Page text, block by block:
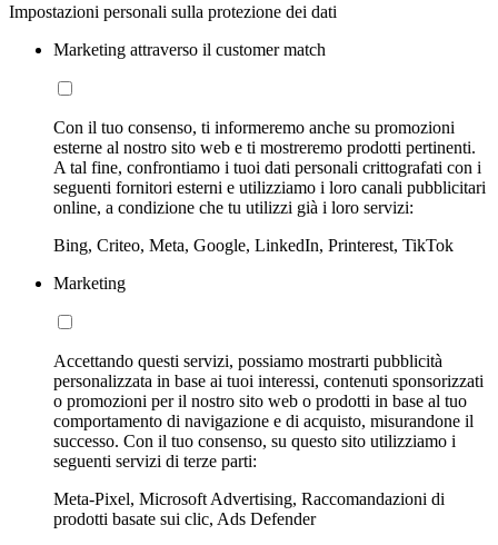
Impostazioni personali sulla protezione dei dati
Marketing attraverso il customer match
Con il tuo consenso, ti informeremo anche su promozioni
esterne al nostro sito web e ti mostreremo prodotti pertinenti.
A tal fine, confrontiamo i tuoi dati personali crittografati con i
seguenti fornitori esterni e utilizziamo i loro canali pubblicitari
online, a condizione che tu utilizzi già i loro servizi:
Bing, Criteo, Meta, Google, LinkedIn, Printerest, TikTok
Marketing
Accettando questi servizi, possiamo mostrarti pubblicità
personalizzata in base ai tuoi interessi, contenuti sponsorizzati
o promozioni per il nostro sito web o prodotti in base al tuo
comportamento di navigazione e di acquisto, misurandone il
successo. Con il tuo consenso, su questo sito utilizziamo i
seguenti servizi di terze parti:
Meta-Pixel, Microsoft Advertising, Raccomandazioni di
prodotti basate sui clic, Ads Defender